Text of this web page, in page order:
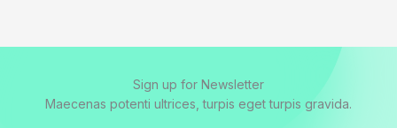
Sign up for Newsletter
Maecenas potenti ultrices, turpis eget turpis gravida.